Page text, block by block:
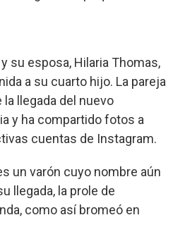
su esposa, Hilaria Thomas,
a su cuarto hijo. La pareja
llegada del nuevo
y ha compartido fotos a
cuentas de Instagram.
un varón cuyo nombre aún
llegada, la prole de
como así bromeó en